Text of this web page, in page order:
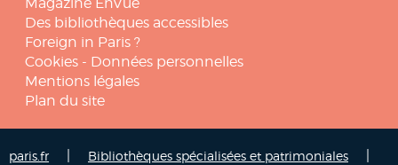
Des bibliothèques accessibles
Foreign in Paris ?
Cookies - Données personnelles
Mentions légales
Plan du site
paris.fr Bibliothèques spécialisées et patrimoniales